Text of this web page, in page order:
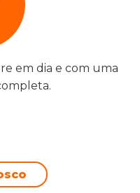
em dia e com uma